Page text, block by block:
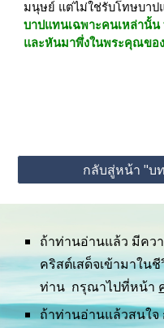
มนุษย์ แต่ไม่ใช่รับโทษบา
บาปแทนเฉพาะคนเหล่านั้
และหันมาพึ่งในพระคุณขอ
กลับสู่หน้า "บ
ถ้าท่านอ่านแล้ว มีคว
คริสต์เสด็จเข้ามาใน
ท่าน  กรุณาไปที่หน้า
ถ้าท่านอ่านแล้วสนใ